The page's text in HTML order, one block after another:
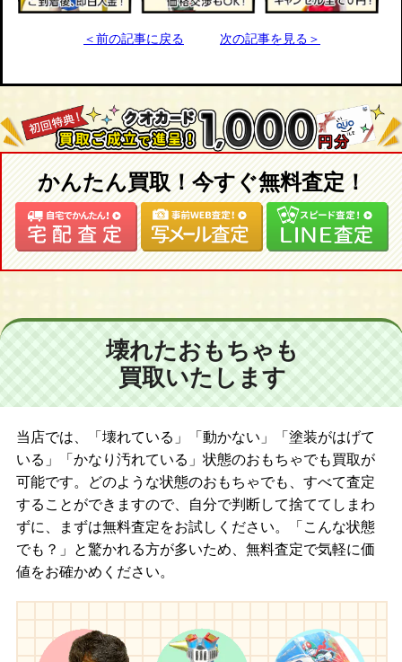
＜前の記事に戻る 次の記事を見る＞
かんたん買取！今すぐ無料査定！
壊れたおもちゃも
買取いたします
当店では、「壊れている」「動かない」「塗装がはげて
いる」「かなり汚れている」状態のおもちゃでも買取が
可能です。どのような状態のおもちゃでも、すべて査定
することができますので、自分で判断して捨ててしまわ
ずに、まずは無料査定をお試しください。「こんな状態
でも？」と驚かれる方が多いため、無料査定で気軽に価
値をお確かめください。